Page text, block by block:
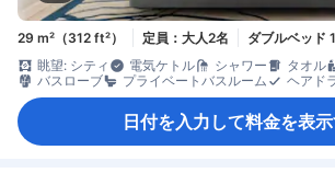
29 m²（312 ft²） 定員：大人2名
ダブルベッド
眺望: シティ
電気ケトル シャワー タオル
バスローブ
プライベートバスルーム ヘアド
日付を入力して料金を表